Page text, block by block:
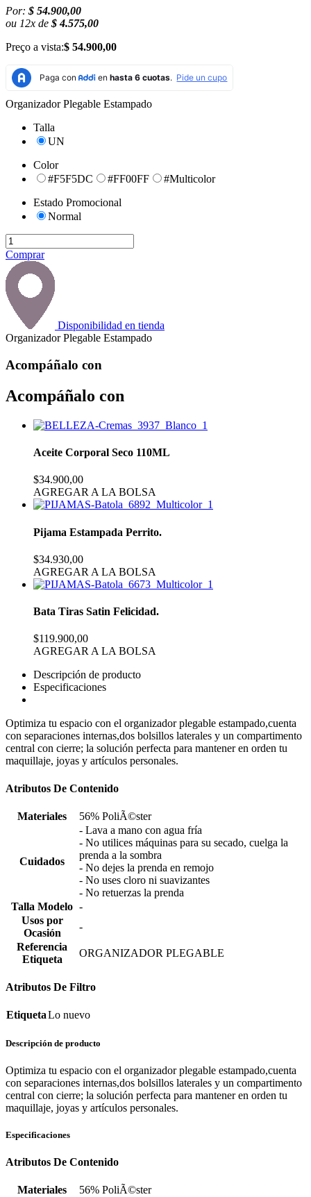
Por: $ 54.900,00
ou 12x de $ 4.575,00
Preço a vista:$ 54.900,00
Organizador Plegable Estampado
Talla
UN
Color
#F5F5DC
#FF00FF
#Multicolor
Estado Promocional
Normal
Comprar
Disponibilidad en tienda
Organizador Plegable Estampado
Acompáñalo con
Acompáñalo con
Aceite Corporal Seco 110ML
$34.900,00
AGREGAR A LA BOLSA
Pijama Estampada Perrito.
$34.930,00
AGREGAR A LA BOLSA
Bata Tiras Satin Felicidad.
$119.900,00
AGREGAR A LA BOLSA
Descripción de producto
Especificaciones
Optimiza tu espacio con el organizador plegable estampado,cuenta
con separaciones internas,dos bolsillos laterales y un compartimento
central con cierre; la solución perfecta para mantener en orden tu
maquillaje, joyas y artículos personales.
Atributos De Contenido
Materiales 56% PoliÃ©ster
Cuidados
- Lava a mano con agua fría
- No utilices máquinas para su secado, cuelga la
prenda a la sombra
- No dejes la prenda en remojo
- No uses cloro ni suavizantes
- No retuerzas la prenda
Talla Modelo -
Usos por
Ocasión
-
Referencia
Etiqueta
ORGANIZADOR PLEGABLE
Atributos De Filtro
EtiquetaLo nuevo
Descripción de producto
Optimiza tu espacio con el organizador plegable estampado,cuenta
con separaciones internas,dos bolsillos laterales y un compartimento
central con cierre; la solución perfecta para mantener en orden tu
maquillaje, joyas y artículos personales.
Especificaciones
Atributos De Contenido
Materiales 56% PoliÃ©ster